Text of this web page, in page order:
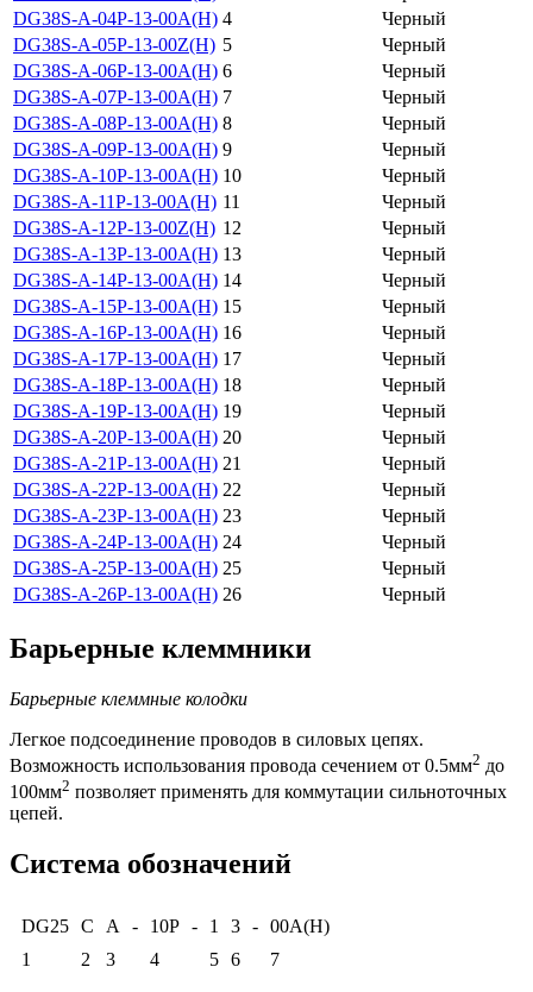
DG38S-A-04P-13-00A(H) 4
Черный
DG38S-A-05P-13-00Z(H) 5
Черный
DG38S-A-06P-13-00A(H) 6
Черный
DG38S-A-07P-13-00A(H) 7
Черный
DG38S-A-08P-13-00A(H) 8
Черный
DG38S-A-09P-13-00A(H) 9
Черный
DG38S-A-10P-13-00A(H) 10
Черный
DG38S-A-11P-13-00A(H) 11
Черный
DG38S-A-12P-13-00Z(H) 12
Черный
DG38S-A-13P-13-00A(H) 13
Черный
DG38S-A-14P-13-00A(H) 14
Черный
DG38S-A-15P-13-00A(H) 15
Черный
DG38S-A-16P-13-00A(H) 16
Черный
DG38S-A-17P-13-00A(H) 17
Черный
DG38S-A-18P-13-00A(H) 18
Черный
DG38S-A-19P-13-00A(H) 19
Черный
DG38S-A-20P-13-00A(H) 20
Черный
DG38S-A-21P-13-00A(H) 21
Черный
DG38S-A-22P-13-00A(H) 22
Черный
DG38S-A-23P-13-00A(H) 23
Черный
DG38S-A-24P-13-00A(H) 24
Черный
DG38S-A-25P-13-00A(H) 25
Черный
DG38S-A-26P-13-00A(H) 26 Черный
Барьерные клеммники
Барьерные клеммные колодки
Легкое подсоединение проводов в силовых цепях.
Возможность использования провода сечением от 0.5мм2 до
100мм2 позволяет применять для коммутации сильноточных
цепей.
Система обозначений
DG25 C A - 10P - 1 3 - 00A(H)
1
2 3 4 5 6 7